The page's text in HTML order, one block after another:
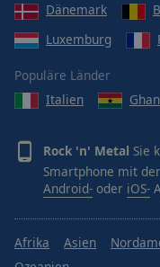
Dänemark
Luxemburg
Populäre Länder
Italien
Rock 'n' Metal Sie
Smartphone mit
Android- oder iOS-
Afrika Asien